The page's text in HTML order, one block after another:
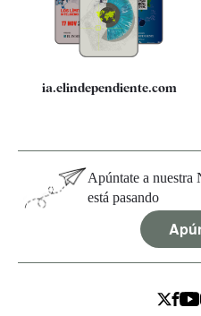
Especificaciones
ia.elindependiente.com
Apúntate a nuestra
está pasando